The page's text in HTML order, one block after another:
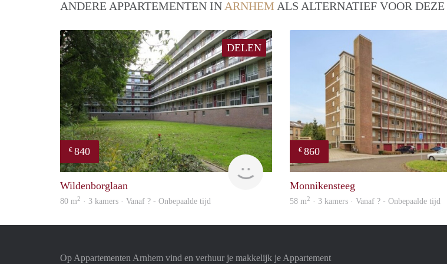
ANDERE APPARTEMENTEN IN ARNHEM ALS ALTERNATIEF VOOR
DELEN
€ 840
rent
Wildenborglaan
80 m2 · 3 kamers · Vanaf ? - Onbepaalde tijd
€ 860
Monnikensteeg
58 m2 · 3 kamers · Vanaf ? - Onbepaalde tijd
Op Appartementen Arnhem vind en verhuur je makkelijk je Appartement